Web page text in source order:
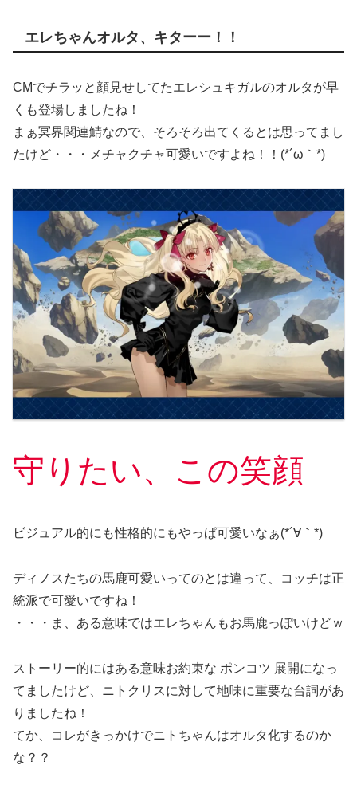
エレちゃんオルタ、キターー！！
CMでチラッと顔見せしてたエレシュキガルのオルタが早
くも登場しましたね！
まぁ冥界関連鯖なので、そろそろ出てくるとは思ってまし
たけど・・・メチャクチャ可愛いですよね！！(*´ω｀*)
守りたい、この笑顔
ビジュアル的にも性格的にもやっぱ可愛いなぁ(*´∀｀*)
ディノスたちの馬鹿可愛いってのとは違って、コッチは正
統派で可愛いですね！
・・・ま、ある意味ではエレちゃんもお馬鹿っぽいけどｗ
ストーリー的にはある意味お約束な ポンコツ 展開になっ
てましたけど、ニトクリスに対して地味に重要な台詞があ
りましたね！
てか、コレがきっかけでニトちゃんはオルタ化するのか
な？？